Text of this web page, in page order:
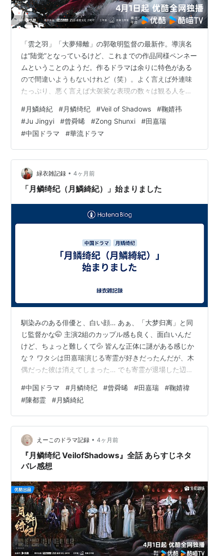
「雲之羽」「大夢帰離」の郭敬明監督の最新作。導演名
は“陆觉”となっているけど、これまでの作品同様ペンネー
ムということのようだ。作るドラマは余りに特色がある
ので間違いようもないけれど（笑）。よく言えば外連味
たっぷり、悪く言えば大袈裟な表現の数々は観る人を選
上あまりネタバレしない方が楽しめると思うので、なる
べくネタバレしないようには書きますけれどご注意くだ
さい。 ---------------------------------- 「月鱗綺紀」微
博より 物語の中心となるのはこの四人 大雑把なお話 基
本的な世界観は古装ファンタジー。狐、龍、蛟といっ…
#月鱗綺紀 #月鳞绮纪 #Veil of Shadows #鞠婧祎
#Ju Jingyi #曾舜晞 #Zong Shunxi #田嘉瑞
#中国ドラマ #華流ドラマ
緑衣雑記録 • 4ヶ月前
「月鳞绮纪（月鱗綺紀）」始まりました
馴染みのある俳優と、白い顔… あぁ、「大梦归离」と同
じ監督かな🤭 主演2組のカップル感も良く、面白いんだ
けど、ちょっと難しくて💦 皆んな正体に謎がある感じか
な？ ワタシは田嘉瑞演じる寄霊が好きだったんだが、木
偶だった彼は消えてしまった… でも寄霊が退場した辺り
編も面白いんだが、全然理解が追いつかない💦 千年前、
100年前、50年前とキャラ達がそれぞれ3つの時代に転生
するが、次々に変わる年代、場面についていけない💦 同
じ顔のキャラが何人もいて、誰の正体が誰で、関係性が
どうなのかわからない😵‍💫 これはもう、「理解しない」と
いう選択が賢明かもしれ…
#中国ドラマ #月鳞绮纪 #曾舜晞 #田嘉瑞 #鞠婧禕
#陳都霊 #月鱗綺紀
えーこのドラマ記録 • 4ヶ月前
『月鳞绮纪 VeilofShadows』全話 あらすじネタ
バレ感想